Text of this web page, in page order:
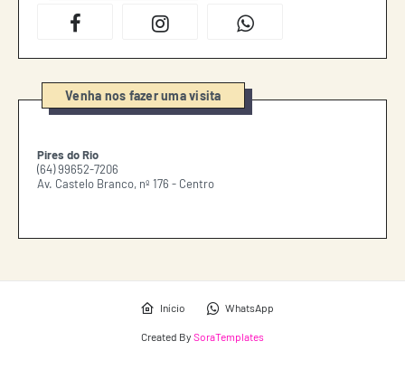
Venha nos fazer uma visita
Pires do Rio
(64) 99652-7206
Av. Castelo Branco, nº 176 - Centro
Início WhatsApp
Created By SoraTemplates